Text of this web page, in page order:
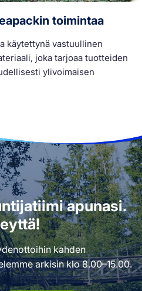
toimintaa
käytettynä vastuullinen
joka tarjoaa tuotteiden
ylivoimaisen
apunasi.
kahden
arkisin klo 8.00–15.00.